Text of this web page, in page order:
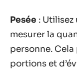
Pesée :
mesurer la
personne.
portions et